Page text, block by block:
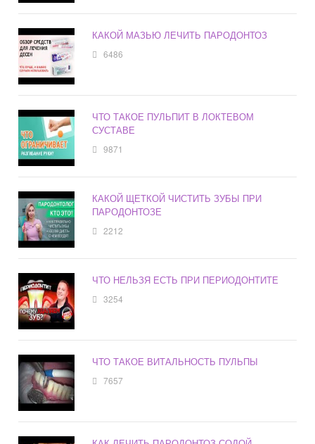
КАКОЙ МАЗЬЮ ЛЕЧИТЬ ПАРОДОНТОЗ
6486
ЧТО ТАКОЕ ПУЛЬПИТ В ЛОКТЕВОМ
СУСТАВЕ
9871
КАКОЙ ЩЕТКОЙ ЧИСТИТЬ ЗУБЫ ПРИ
ПАРОДОНТОЗЕ
2212
ЧТО НЕЛЬЗЯ ЕСТЬ ПРИ ПЕРИОДОНТИТЕ
3254
ЧТО ТАКОЕ ВИТАЛЬНОСТЬ ПУЛЬПЫ
7657